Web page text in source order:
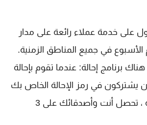
على خدمة عملاء رائعة على مدار
الأسبوع في جميع المناطق الزمنية.
برنامج إحالة: عندما تقوم بإحالة
يشتركون في رمز الإحالة الخاص بك
ويكملون معاملته ، تحصل أنت وأصدقائك على 3